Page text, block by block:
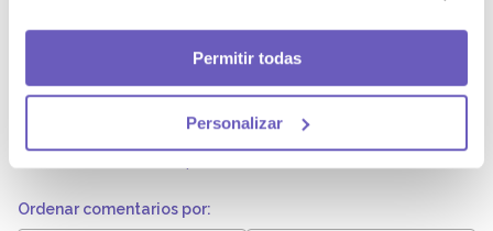
Permitir todas
Personalizar
Cargando el resumen…